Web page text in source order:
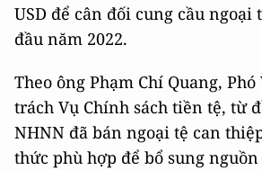
USD để cân đối cung cầu ngoại
đầu năm 2022.
Theo ông Phạm Chí Quang,
trách Vụ Chính sách tiền tệ, từ
NHNN đã bán ngoại tệ can
thức phù hợp để bổ sung